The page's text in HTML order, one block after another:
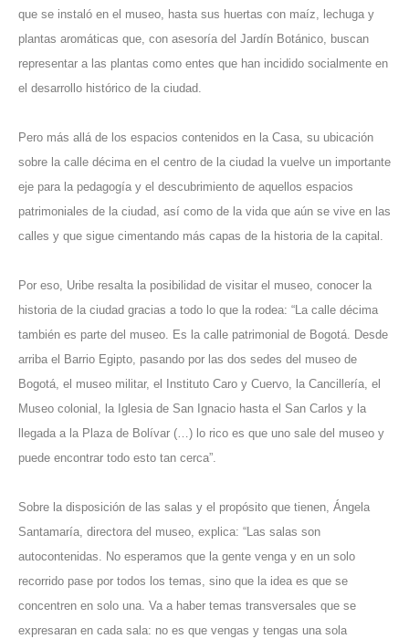
que se instaló en el museo, hasta sus huertas con maíz, lechuga y
plantas aromáticas que, con asesoría del Jardín Botánico, buscan
representar a las plantas como entes que han incidido socialmente en
el desarrollo histórico de la ciudad.
Pero más allá de los espacios contenidos en la Casa, su ubicación
sobre la calle décima en el centro de la ciudad la vuelve un importante
eje para la pedagogía y el descubrimiento de aquellos espacios
patrimoniales de la ciudad, así como de la vida que aún se vive en las
calles y que sigue cimentando más capas de la historia de la capital.
Por eso, Uribe resalta la posibilidad de visitar el museo, conocer la
historia de la ciudad gracias a todo lo que la rodea: “La calle décima
también es parte del museo. Es la calle patrimonial de Bogotá. Desde
arriba el Barrio Egipto, pasando por las dos sedes del museo de
Bogotá, el museo militar, el
Instituto Caro y Cuervo, la Cancillería, el
Museo colonial, la Iglesia de San Ignacio hasta el San Carlos y la
llegada a la Plaza de Bolívar (…) lo rico es que uno sale del museo y
puede encontrar todo esto tan cerca”.
Sobre la disposición de las salas y el propósito que tienen, Ángela
Santamaría, directora del museo, explica: “Las salas son
autocontenidas. No esperamos que la gente venga y en un solo
recorrido pase por todos los temas, sino que la idea es que se
concentren en solo una. Va a haber temas transversales que se
expresaran en cada sala: no es que vengas y tengas una sola